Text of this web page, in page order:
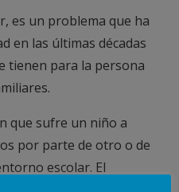
es un problema que ha
en las últimas décadas
tienen para la persona
que sufre un niño a
por parte de otro o de
escolar. El